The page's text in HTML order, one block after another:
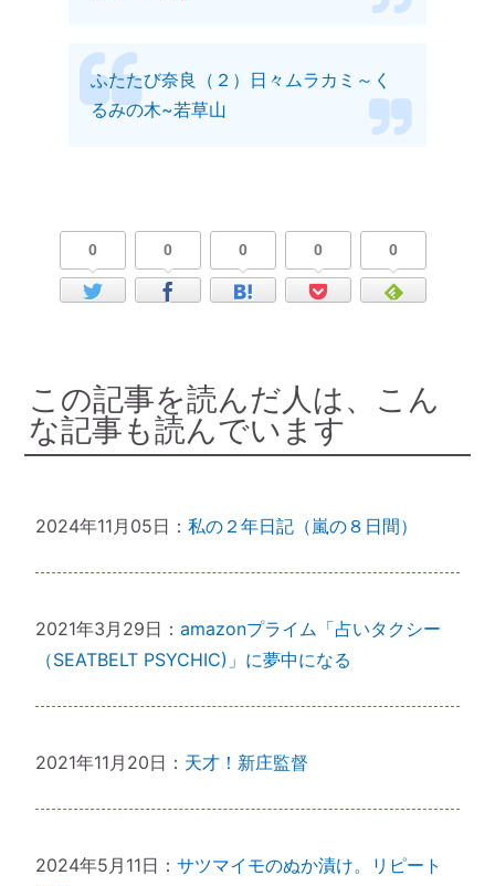
ふたたび奈良（２）日々ムラカミ～く
るみの木~若草山
0 0 0 0 0
この記事を読んだ人は、こん
な記事も読んでいます
2024年11月05日：私の２年日記（嵐の８日間）
2021年3月29日：amazonプライム「占いタクシー
（SEATBELT PSYCHIC)」に夢中になる
2021年11月20日： 天才！新庄監督
2024年5月11日：サツマイモのぬか漬け。リピート